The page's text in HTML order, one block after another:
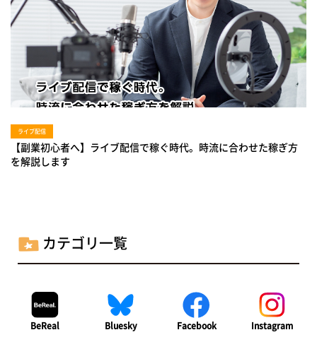
ライブ配信
【副業初心者へ】ライブ配信で稼ぐ時代。時流に合わせた稼ぎ方
を解説します
カテゴリ一覧
BeReal Bluesky Facebook Instagram